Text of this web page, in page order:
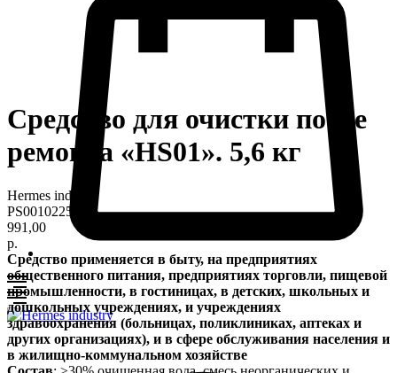
Средство для очистки после
ремонта «HS01». 5,6 кг
Hermes industry
PS0010225
991,00
р.
Средство применяется в быту, на предприятиях
общественного питания, предприятиях торговли, пищевой
промышленности, в гостиницах, в детских, школьных и
дошкольных учреждениях, и учреждениях
здравоохранения (больницах, поликлиниках, аптеках и
других организациях), и в сфере обслуживания населения и
в жилищно-коммунальном хозяйстве